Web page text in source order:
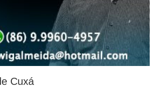
Cuxá